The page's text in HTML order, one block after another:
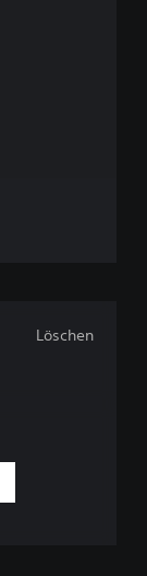
Löschen